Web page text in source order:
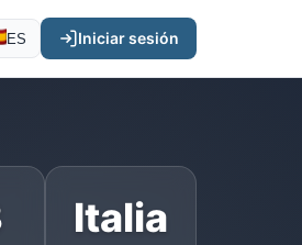
ES Iniciar sesión
Italia